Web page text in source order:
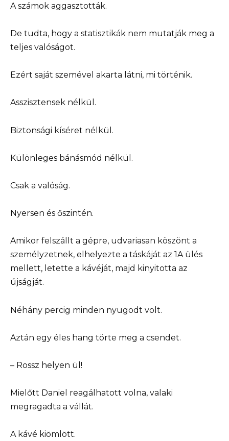
A számok aggasztották.
De tudta, hogy a statisztikák nem mutatják meg a
teljes valóságot.
Ezért saját szemével akarta látni, mi történik.
Asszisztensek nélkül.
Biztonsági kíséret nélkül.
Különleges bánásmód nélkül.
Csak a valóság.
Nyersen és őszintén.
Amikor felszállt a gépre, udvariasan köszönt a
személyzetnek, elhelyezte a táskáját az 1A ülés
mellett, letette a kávéját, majd kinyitotta az
újságját.
Néhány percig minden nyugodt volt.
Aztán egy éles hang törte meg a csendet.
– Rossz helyen ül!
Mielőtt Daniel reagálhatott volna, valaki
megragadta a vállát.
A kávé kiömlött.